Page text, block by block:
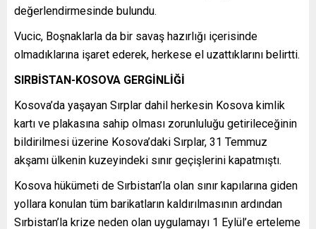
değerlendirmesinde bulundu.
Vucic, Boşnaklarla da bir savaş hazırlığı içerisinde
olmadıklarına işaret ederek, herkese el uzattıklarını belirtti.
SIRBİSTAN-KOSOVA GERGİNLİĞİ
Kosova’da yaşayan Sırplar dahil herkesin Kosova kimlik
kartı ve plakasına sahip olması zorunluluğu getirileceğinin
bildirilmesi üzerine Kosova’daki Sırplar, 31 Temmuz
akşamı ülkenin kuzeyindeki sınır geçişlerini kapatmıştı.
Kosova hükümeti de Sırbistan’la olan sınır kapılarına giden
yollara konulan tüm barikatların kaldırılmasının ardından
Sırbistan’la krize neden olan uygulamayı 1 Eylül’e erteleme